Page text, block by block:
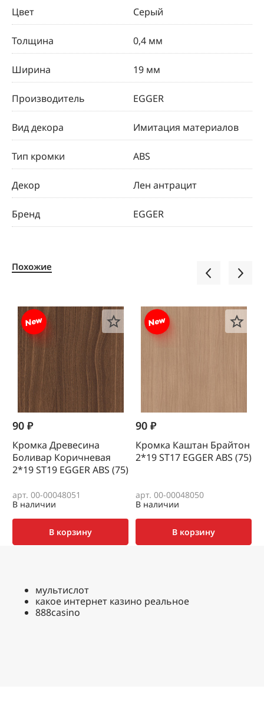
Цвет Серый
Толщина 0,4 мм
Ширина 19 мм
Производитель EGGER
Вид декора Имитация материалов
Тип кромки ABS
Декор Лен антрацит
Бренд EGGER
Похожие
90 ₽
Кромка Древесина
Боливар Коричневая
2*19 SТ19 EGGER ABS (75)
арт. 00-00048051
В наличии
В корзину
90 ₽
Кромка Каштан Брайтон
2*19 SТ17 EGGER ABS (75)
арт. 00-00048050
В наличии
В корзину
мультислот
какое интернет казино реальное
888casino